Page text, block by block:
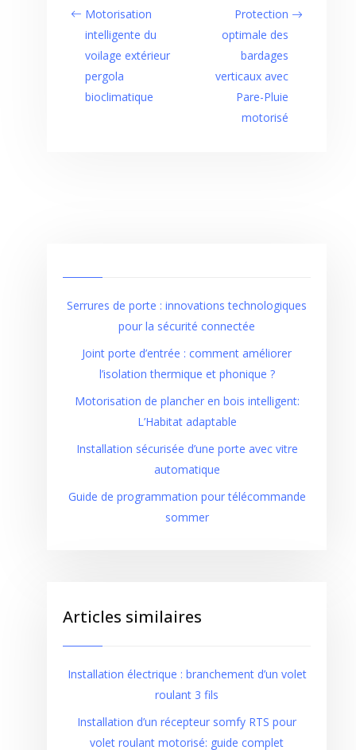
Motorisation
intelligente du
voilage extérieur
pergola
bioclimatique
Protection
optimale des
bardages
verticaux avec
Pare-Pluie
motorisé
Serrures de porte : innovations technologiques
pour la sécurité connectée
Joint porte d’entrée : comment améliorer
l’isolation thermique et phonique ?
Motorisation de plancher en bois intelligent:
L’Habitat adaptable
Installation sécurisée d’une porte avec vitre
automatique
Guide de programmation pour télécommande
sommer
Articles similaires
Installation électrique : branchement d’un volet
roulant 3 fils
Installation d’un récepteur somfy RTS pour
volet roulant motorisé: guide complet